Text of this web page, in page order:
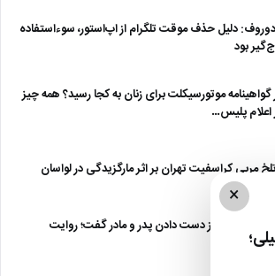
دلیل حذف موقت تلگرام از اپ‌استور، سوءاستفاده
بود
موتورسیکلت برای زنان به کجا رسید؟ همه چیز
اعلام پلیس…
مربی کراسفیت تهران بر اثر مارگزیدگی در لواسان
استیلی از غم از دست دادن پدر و مادر گفت؛ روایت
×